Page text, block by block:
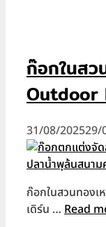
ก๊อกในสว
Outdoor
31/08/202529/
ก๊อกในสวนทองเ
เดิร์น … Read